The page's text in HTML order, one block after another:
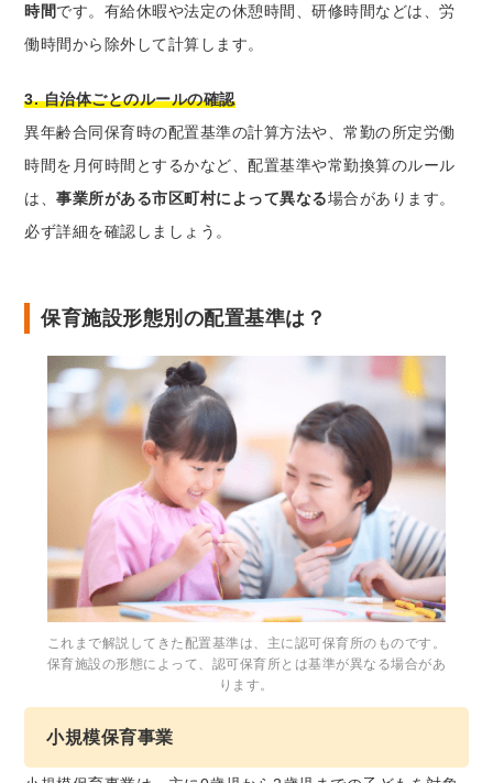
時間です。有給休暇や法定の休憩時間、研修時間などは、労
働時間から除外して計算します。
3. 自治体ごとのルールの確認
異年齢合同保育時の配置基準の計算方法や、常勤の所定労働
時間を月何時間とするかなど、配置基準や常勤換算のルール
は、事業所がある市区町村によって異なる場合があります。
必ず詳細を確認しましょう。
保育施設形態別の配置基準は？
これまで解説してきた配置基準は、主に認可保育所のものです。
保育施設の形態によって、認可保育所とは基準が異なる場合があ
ります。
小規模保育事業